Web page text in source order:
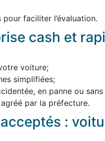
pour faciliter l’évaluation.
cash et
voiture;
simplifiées;
en panne ou
par la préfecture.
: